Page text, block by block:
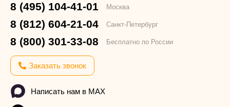
8 (495) 104-41-01 Москва
8 (812) 604-21-04 Санкт-Петербург
8 (800) 301-33-08 Бесплатно по России
Заказать звонок
Написать нам в MAX